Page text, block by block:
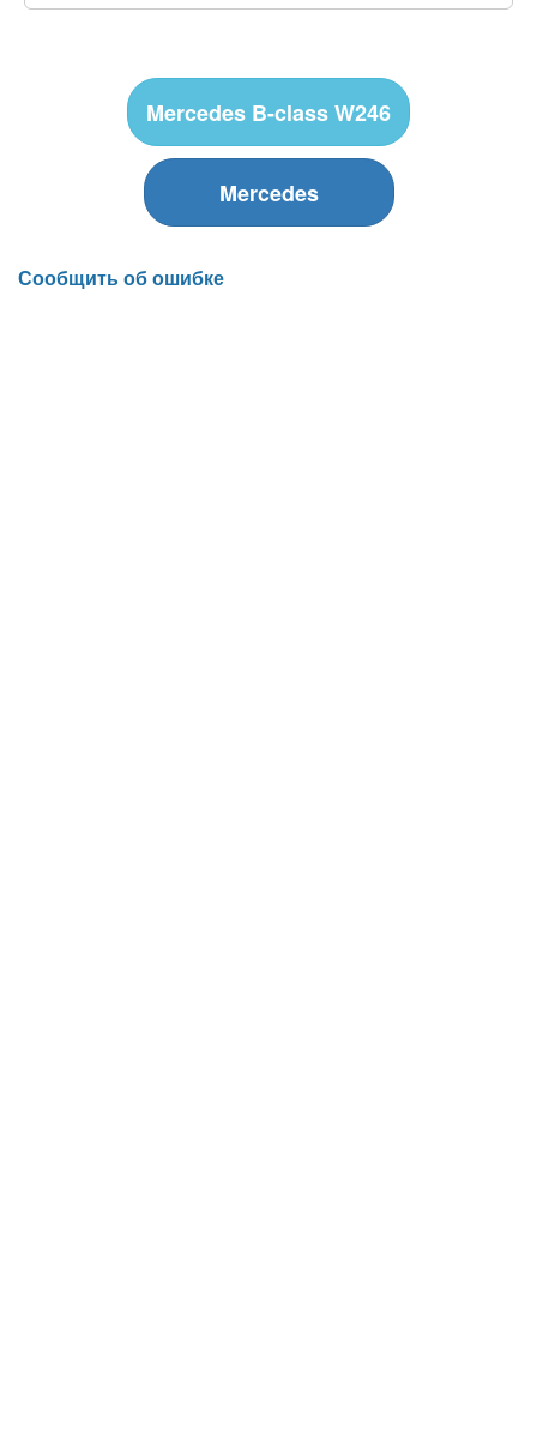
Mercedes B-class W246
Mercedes
Сообщить об ошибке